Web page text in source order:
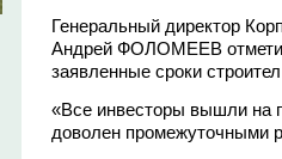
Генеральный директор
Андрей ФОЛОМЕЕВ
заявленные сроки
«Все инвесторы вышли на
доволен промежуточными